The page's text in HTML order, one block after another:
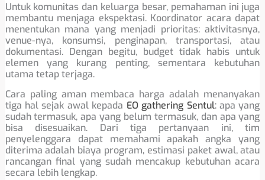
Untuk komunitas dan keluarga besar, pemahaman ini juga
membantu menjaga ekspektasi. Koordinator acara dapat
menentukan mana yang menjadi prioritas: aktivitasnya,
venue-nya, konsumsi, penginapan, transportasi, atau
dokumentasi. Dengan begitu, budget tidak habis untuk
elemen yang kurang penting, sementara kebutuhan
utama tetap terjaga.
Cara paling aman membaca harga adalah menanyakan
tiga hal sejak awal kepada EO gathering Sentul: apa yang
sudah termasuk, apa yang belum termasuk, dan apa yang
bisa disesuaikan. Dari tiga pertanyaan ini, tim
penyelenggara dapat memahami apakah angka yang
diterima adalah biaya program, estimasi paket awal, atau
rancangan final yang sudah mencakup kebutuhan acara
secara lebih lengkap.